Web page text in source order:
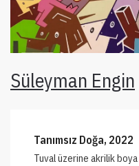
Süleyman Engin
Tanımsız Doğa, 2022
Tuval üzerine akrilik boya